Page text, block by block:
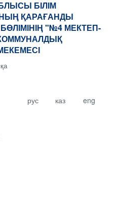
БІЛІМ
ҚАРАҒАНДЫ
"№4 МЕКТЕП-
рус каз eng